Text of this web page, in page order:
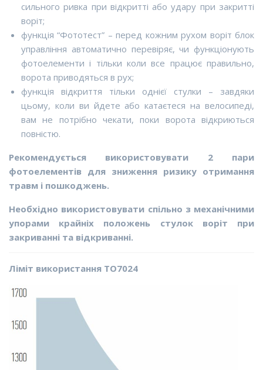
сильного ривка при відкритті або удару при закритті
воріт;
функція “Фототест” – перед кожним рухом воріт блок
управління автоматично перевіряє, чи функціонують
фотоелементи і тільки коли все працює правильно,
ворота приводяться в рух;
функція відкриття тільки однієї стулки – завдяки
цьому, коли ви йдете або катаєтеся на велосипеді,
вам не потрібно чекати, поки ворота відкриються
повністю.
Рекомендується використовувати 2 пари
фотоелементів для зниження ризику отримання
травм і пошкоджень.
Необхідно використовувати спільно з механічними
упорами крайніх положень стулок воріт при
закриванні та відкриванні.
Ліміт використання TO7024